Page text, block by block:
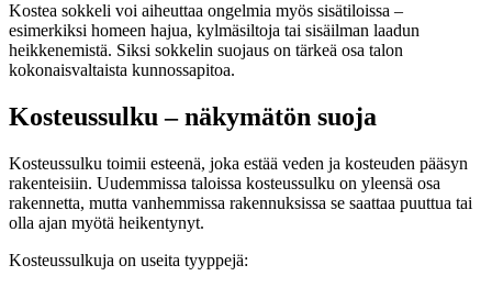
Kostea sokkeli voi aiheuttaa ongelmia myös sisätiloissa –
esimerkiksi homeen hajua, kylmäsiltoja tai sisäilman laadun
heikkenemistä. Siksi sokkelin suojaus on tärkeä osa talon
kokonaisvaltaista kunnossapitoa.
Kosteussulku – näkymätön suoja
Kosteussulku toimii esteenä, joka estää veden ja kosteuden pääsyn
rakenteisiin. Uudemmissa taloissa kosteussulku on yleensä osa
rakennetta, mutta vanhemmissa rakennuksissa se saattaa puuttua tai
olla ajan myötä heikentynyt.
Kosteussulkuja on useita tyyppejä: